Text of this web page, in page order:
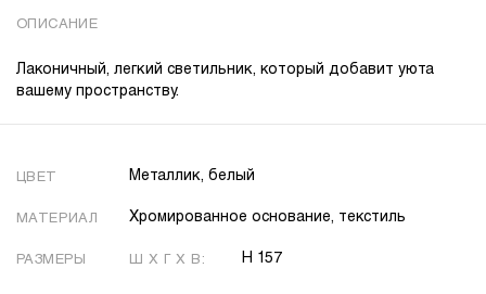
ОПИСАНИЕ
Лаконичный, легкий светильник, который добавит уюта
вашему пространству.
ЦВЕТ Металлик, белый
МАТЕРИАЛ Хромированное основание, текстиль
РАЗМЕРЫ Ш X Г X В: H 157